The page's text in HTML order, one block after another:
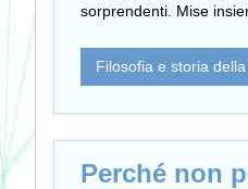
sorprendenti. Mise
Filosofia e storia
Perché non